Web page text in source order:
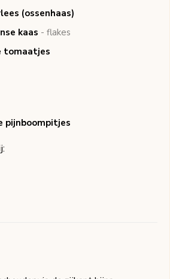
(ossenhaas)
kaas - flakes
tomaatjes
pijnboompitjes